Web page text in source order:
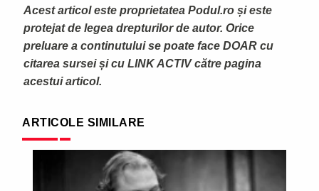
Acest articol este proprietatea Podul.ro și este
protejat de legea drepturilor de autor. Orice
preluare a continutului se poate face DOAR cu
citarea sursei și cu LINK ACTIV către pagina
acestui articol.
ARTICOLE SIMILARE